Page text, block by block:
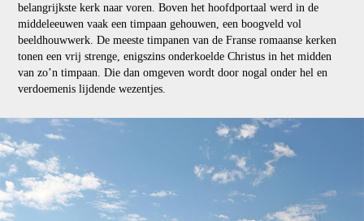
belangrijkste kerk naar voren. Boven het hoofdportaal werd in de
middeleeuwen vaak een timpaan gehouwen, een boogveld vol
beeldhouwwerk. De meeste timpanen van de Franse romaanse kerken
tonen een vrij strenge, enigszins onderkoelde Christus in het midden
van zo’n timpaan. Die dan omgeven wordt door nogal onder hel en
verdoemenis lijdende wezentjes.